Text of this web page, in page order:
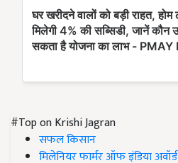
#Top on Krishi Jagran
सफल किसान
मिलेनियर फार्मर ऑफ इंडिया अवॉर्ड